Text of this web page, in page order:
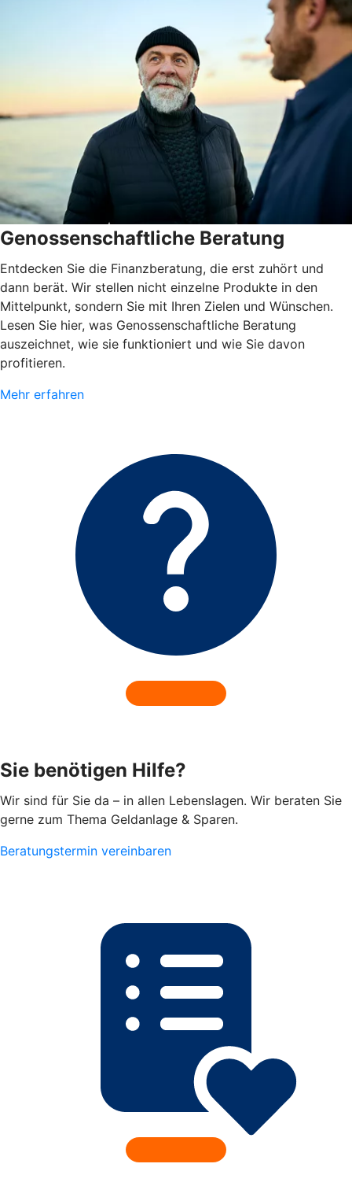
Genossenschaftliche Beratung
Entdecken Sie die Finanzberatung, die erst zuhört und
dann berät. Wir stellen nicht einzelne Produkte in den
Mittelpunkt, sondern Sie mit Ihren Zielen und Wünschen.
Lesen Sie hier, was Genossenschaftliche Beratung
auszeichnet, wie sie funktioniert und wie Sie davon
profitieren.
Mehr erfahren
Sie benötigen Hilfe?
Wir sind für Sie da – in allen Lebenslagen. Wir beraten Sie
gerne zum Thema Geldanlage & Sparen.
Beratungstermin vereinbaren